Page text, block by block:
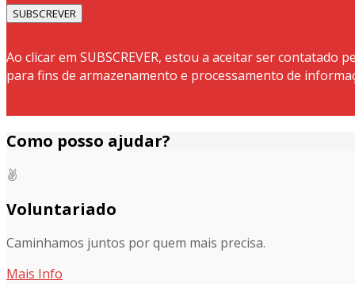
Ao clicar em SUBSCREVER, estou a aceitar ser
para fins de armazenamento e processamento de
Como posso ajudar?
Voluntariado
Caminhamos juntos por quem mais precisa.
Mais Info